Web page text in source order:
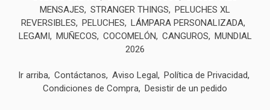
MENSAJES
STRANGER THINGS
PELUCHES XL
REVERSIBLES
PELUCHES
LÁMPARA PERSONALIZADA
LEGAMI
MUÑECOS COCOMELÓN CANGUROS
MUNDIAL
2026
Ir arriba Contáctanos Aviso Legal
Política de Privacidad
Condiciones de Compra Desistir de un pedido